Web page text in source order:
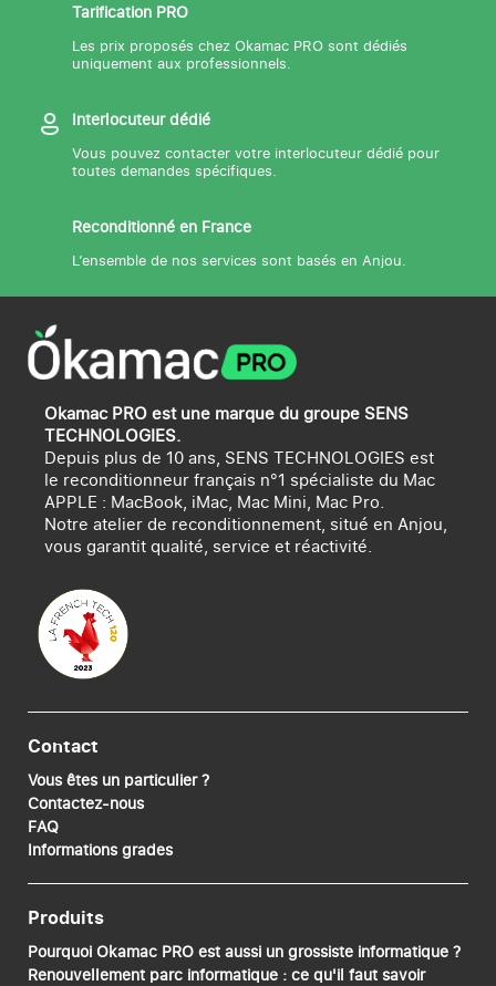
Tarification PRO
Les prix proposés chez Okamac PRO sont dédiés
uniquement aux professionnels.
Interlocuteur dédié
Vous pouvez contacter votre interlocuteur dédié pour
toutes demandes spécifiques.
Reconditionné en France
L’ensemble de nos services sont basés en Anjou.
Okamac PRO est une marque du groupe SENS
TECHNOLOGIES.
Depuis plus de 10 ans, SENS TECHNOLOGIES est
le reconditionneur français n°1 spécialiste du Mac
APPLE : MacBook, iMac, Mac Mini, Mac Pro.
Notre atelier de reconditionnement, situé en Anjou,
vous garantit qualité, service et réactivité.
Contact
Informations grades
FAQ
Contactez-nous
Vous êtes un particulier ?
Produits
Pourquoi Okamac PRO est aussi un grossiste informatique ?
Renouvellement parc informatique : ce qu'il faut savoir